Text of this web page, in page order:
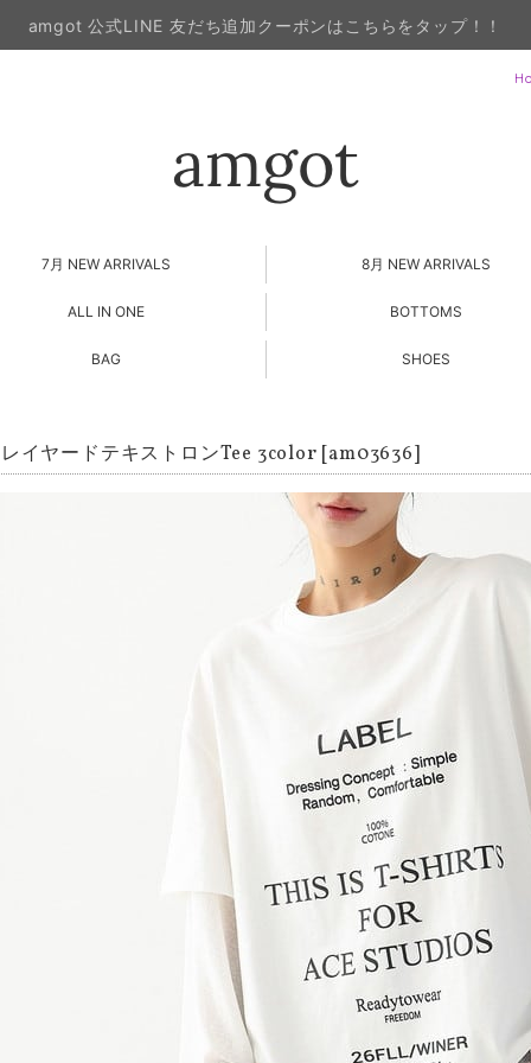
amgot 公式LINE 友だち追加クーポンはこちらをタップ！！
7月 NEW ARRIVALS 8月 NEW ARRIVALS
ALL IN ONE BOTTOMS
BAG SHOES
イヤードテキストロンTee 3color [am03636]